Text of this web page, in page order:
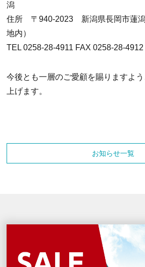
潟
住所 〒940-2023 新潟県長岡市蓮潟
地内）
TEL 0258-28-4911 FAX 0258-28-4912
今後とも一層のご愛顧を賜りますよ
上げます。
お知らせ一覧